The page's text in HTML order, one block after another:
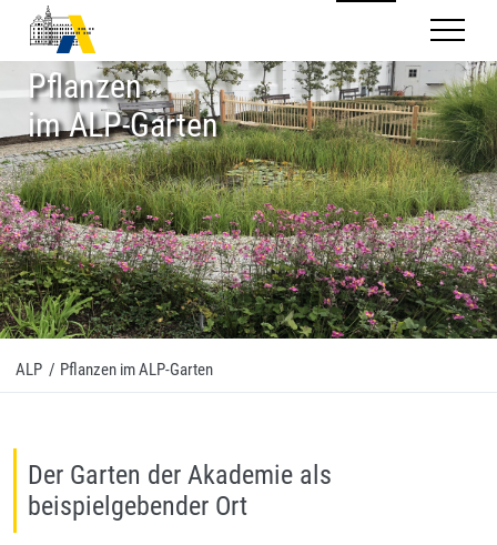
Pflanzen
im ALP-Garten
ALP / Pflanzen im ALP-Garten
Der Garten der Akademie als
beispielgebender Ort